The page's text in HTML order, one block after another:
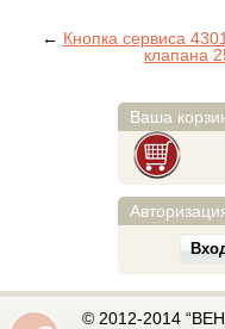
← Кнопка сервиса
клапана
Ваша
© 2012-2014